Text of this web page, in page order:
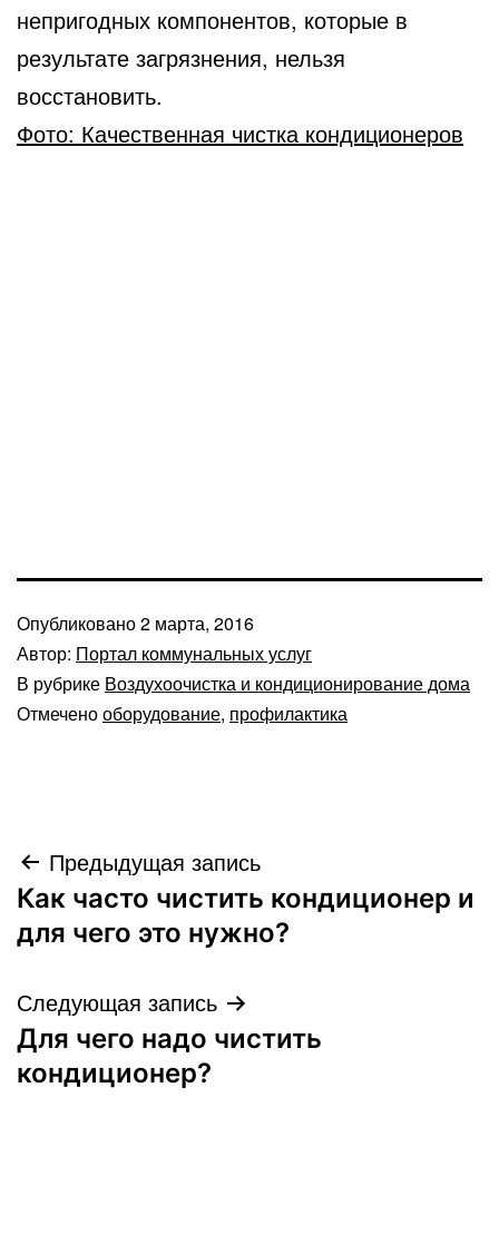
непригодных компонентов, которые в
результате загрязнения, нельзя
восстановить.
Фото: Качественная чистка кондиционеров
Опубликовано2 марта, 2016
Автор: Портал коммунальных услуг
В рубрике Воздухоочистка и кондиционирование дома
Отмеченооборудование, профилактика
Навигация
по
Предыдущая запись
Как часто чистить кондиционер и
для чего это нужно?
Следующая запись
Для чего надо чистить
кондиционер?